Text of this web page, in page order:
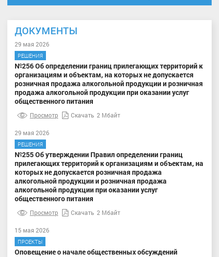
ДОКУМЕНТЫ
29 мая 2026
РЕШЕНИЯ
№256 Об определении границ прилегающих территорий к
организациям и объектам, на которых не допускается
розничная продажа алкогольной продукции и розничная
продажа алкогольной продукции при оказании услуг
общественного питания
Просмотр Скачать 2 Мбайт
29 мая 2026
РЕШЕНИЯ
№255 Об утверждении Правил определении границ
прилегающих территорий к организациям и объектам, на
которых не допускается розничная продажа
алкогольной продукции и розничная продажа
алкогольной продукции при оказании услуг
общественного питания
Просмотр Скачать 2 Мбайт
15 мая 2026
ПРОЕКТЫ
Оповещение о начале общественных обсуждений